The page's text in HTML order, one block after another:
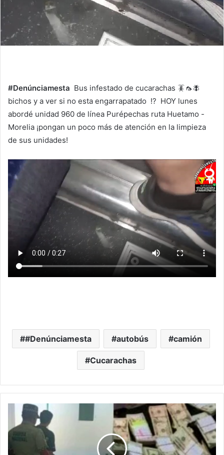
#Denúnciamesta Bus infestado de cucarachas 🪳🦟🪰
bichos y a ver si no esta engarrapatado !? HOY lunes
abordé unidad 960 de línea Purépechas ruta Huetamo -
Morelia ¡pongan un poco más de atención en la limpieza
de sus unidades!
#Denúnciamesta autobús camión
Cucarachas
Apañan
Aeropuerto
Uruapan